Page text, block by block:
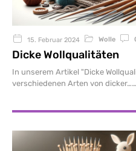
15. Februar 2024 Wolle
Dicke Wollqualitäten
In unserem Artikel "Dicke
verschiedenen Arten von dicker…